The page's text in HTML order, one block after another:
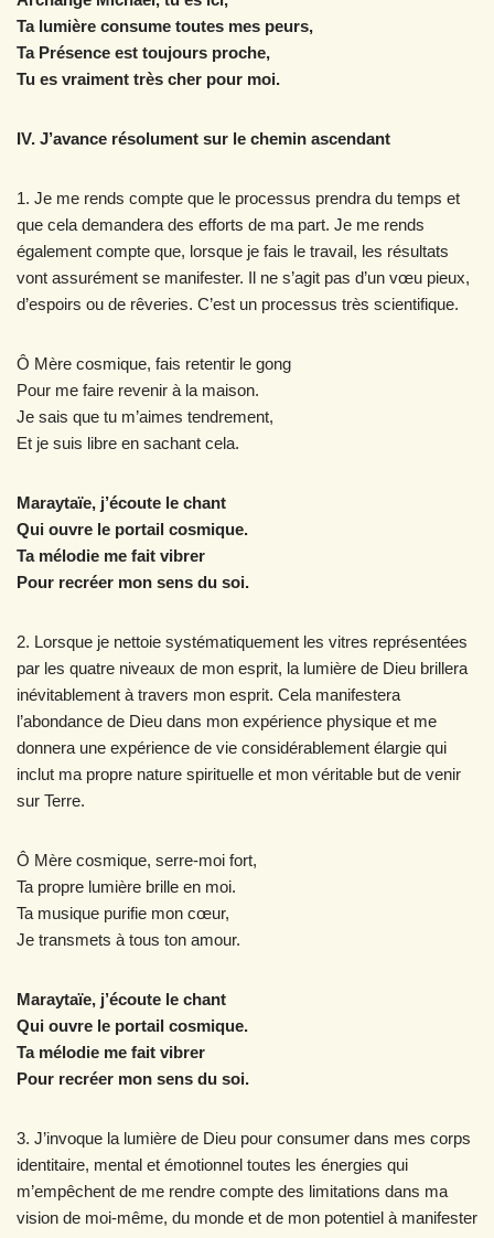
Ta lumière consume toutes mes peurs,
Ta Présence est toujours proche,
Tu es vraiment très cher pour moi.
IV. J’avance résolument sur le chemin ascendant
1. Je me rends compte que le processus prendra du temps et
que cela demandera des efforts de ma part. Je me rends
également compte que, lorsque je fais le travail, les résultats
vont assurément se manifester. Il ne s’agit pas d’un vœu pieux,
d’espoirs ou de rêveries. C’est un processus très scientifique.
Ô Mère cosmique, fais retentir le gong
Pour me faire revenir à la maison.
Je sais que tu m’aimes tendrement,
Et je suis libre en sachant cela.
Maraytaïe, j’écoute le chant
Qui ouvre le portail cosmique.
Ta mélodie me fait vibrer
Pour recréer mon sens du soi.
2. Lorsque je nettoie systématiquement les vitres représentées
par les quatre niveaux de mon esprit, la lumière de Dieu brillera
inévitablement à travers mon esprit. Cela manifestera
l’abondance de Dieu dans mon expérience physique et me
donnera une expérience de vie considérablement élargie qui
inclut ma propre nature spirituelle et mon véritable but de venir
sur Terre.
Ô Mère cosmique, serre-moi fort,
Ta propre lumière brille en moi.
Ta musique purifie mon cœur,
Je transmets à tous ton amour.
Maraytaïe, j’écoute le chant
Qui ouvre le portail cosmique.
Ta mélodie me fait vibrer
Pour recréer mon sens du soi.
3. J’invoque la lumière de Dieu pour consumer dans mes corps
identitaire, mental et émotionnel toutes les énergies qui
m’empêchent de me rendre compte des limitations dans ma
vision de moi-même, du monde et de mon potentiel à manifester